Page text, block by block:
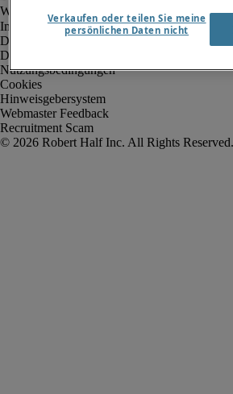
Impressum
Datenschutz
Datenschutz Arbeitnehmer/Zeitarbeitskräfte
Nutzungsbedingungen
Cookies
Hinweisgebersystem
Webmaster Feedback
Recruitment Scam
Verkaufen oder teilen Sie meine
persönlichen Daten nicht